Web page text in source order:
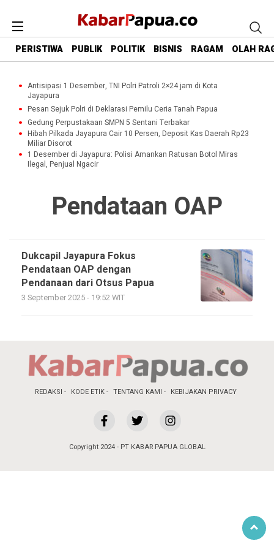
PERISTIWA PUBLIK POLITIK BISNIS RAGAM OLAH
Antisipasi 1 Desember, TNI Polri Patroli 2×24 jam di Kota
Jayapura
Pesan Sejuk Polri di Deklarasi Pemilu Ceria Tanah Papua
Gedung Perpustakaan SMPN 5 Sentani Terbakar
Hibah Pilkada Jayapura Cair 10 Persen, Deposit Kas Daerah Rp23
Miliar Disorot
1 Desember di Jayapura: Polisi Amankan Ratusan Botol Miras
Ilegal, Penjual Ngacir
Pendataan OAP
Dukcapil Jayapura Fokus
Pendataan OAP dengan
Pendanaan dari Otsus Papua
3 September 2025 - 19:52 WIT
REDAKSI KODE ETIK TENTANG KAMI KEBIJAKAN PRIVACY
Copyright 2024 - PT KABAR PAPUA GLOBAL